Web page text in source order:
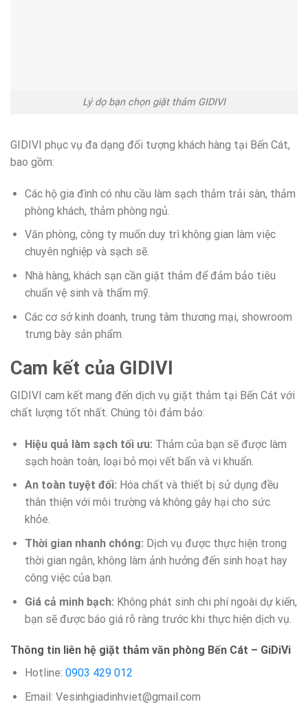
Lý dọ bạn chọn giặt thảm GIDIVI
GIDIVI phục vụ đa dạng đối tượng khách hàng tại Bến Cát,
bao gồm:
Các hộ gia đình có nhu cầu làm sạch thảm trải sàn, thảm
phòng khách, thảm phòng ngủ.
Văn phòng, công ty muốn duy trì không gian làm việc
chuyên nghiệp và sạch sẽ.
Nhà hàng, khách sạn cần giặt thảm để đảm bảo tiêu
chuẩn vệ sinh và thẩm mỹ.
Các cơ sở kinh doanh, trung tâm thương mại, showroom
trưng bày sản phẩm.
Cam kết của GIDIVI
GIDIVI cam kết mang đến dịch vụ giặt thảm tại Bến Cát với
chất lượng tốt nhất. Chúng tôi đảm bảo:
Hiệu quả làm sạch tối ưu: Thảm của bạn sẽ được làm
sạch hoàn toàn, loại bỏ mọi vết bẩn và vi khuẩn.
An toàn tuyệt đối: Hóa chất và thiết bị sử dụng đều
thân thiện với môi trường và không gây hại cho sức
khỏe.
Thời gian nhanh chóng: Dịch vụ được thực hiện trong
thời gian ngắn, không làm ảnh hưởng đến sinh hoạt hay
công việc của bạn.
Giá cả minh bạch: Không phát sinh chi phí ngoài dự kiến,
bạn sẽ được báo giá rõ ràng trước khi thực hiện dịch vụ.
Thông tin liên hệ giặt thảm văn phòng Bến Cát – GiDiVi
Hotline: 0903 429 012
Email: Vesinhgiadinhviet@gmail.com